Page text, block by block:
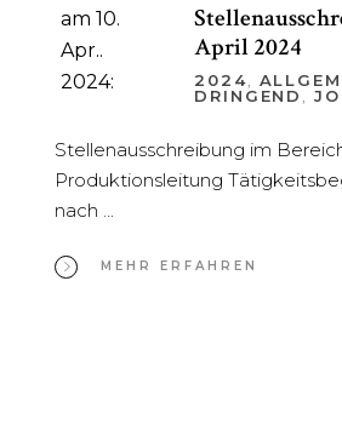
am 10.
Apr..
2024:
April 2024
2024
DRINGEND
,
Stellenausschreibung im
Produktionsleitung
nach
MEHR ERFAHREN